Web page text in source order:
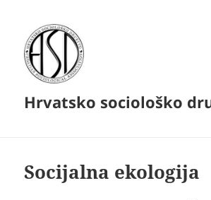
Hrvatsko sociološko
Socijalna ekologija